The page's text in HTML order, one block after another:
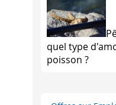
quel type
poisson ?